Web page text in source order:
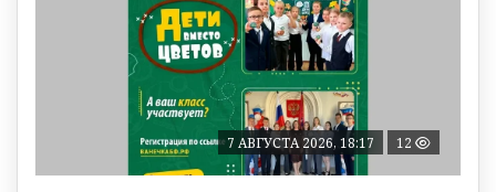
7 АВГУСТА 2026, 18:17 12